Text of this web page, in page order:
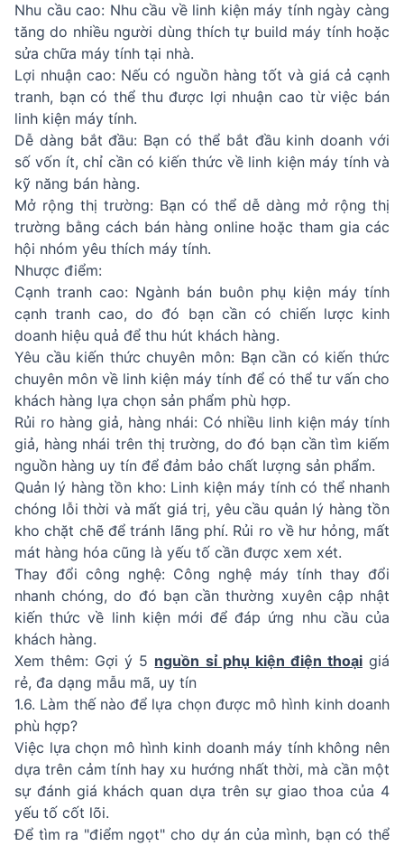
Nhu cầu cao: Nhu cầu về linh kiện máy tính ngày càng
tăng do nhiều người dùng thích tự build máy tính hoặc
sửa chữa máy tính tại nhà.
Lợi nhuận cao: Nếu có nguồn hàng tốt và giá cả cạnh
tranh, bạn có thể thu được lợi nhuận cao từ việc bán
linh kiện máy tính.
Dễ dàng bắt đầu: Bạn có thể bắt đầu kinh doanh với
số vốn ít, chỉ cần có kiến thức về linh kiện máy tính và
kỹ năng bán hàng.
Mở rộng thị trường: Bạn có thể dễ dàng mở rộng thị
trường bằng cách bán hàng online hoặc tham gia các
hội nhóm yêu thích máy tính.
Nhược điểm:
Cạnh tranh cao: Ngành bán buôn phụ kiện máy tính
cạnh tranh cao, do đó bạn cần có chiến lược kinh
doanh hiệu quả để thu hút khách hàng.
Yêu cầu kiến thức chuyên môn: Bạn cần có kiến thức
chuyên môn về linh kiện máy tính để có thể tư vấn cho
khách hàng lựa chọn sản phẩm phù hợp.
Rủi ro hàng giả, hàng nhái: Có nhiều linh kiện máy tính
giả, hàng nhái trên thị trường, do đó bạn cần tìm kiếm
nguồn hàng uy tín để đảm bảo chất lượng sản phẩm.
Quản lý hàng tồn kho: Linh kiện máy tính có thể nhanh
chóng lỗi thời và mất giá trị, yêu cầu quản lý hàng tồn
kho chặt chẽ để tránh lãng phí. Rủi ro về hư hỏng, mất
mát hàng hóa cũng là yếu tố cần được xem xét.
Thay đổi công nghệ: Công nghệ máy tính thay đổi
nhanh chóng, do đó bạn cần thường xuyên cập nhật
kiến thức về linh kiện mới để đáp ứng nhu cầu của
khách hàng.
Xem thêm: Gợi ý 5 nguồn sỉ phụ kiện điện thoạigiá
rẻ, đa dạng mẫu mã, uy tín
1.6. Làm thế nào để lựa chọn được mô hình kinh doanh
phù hợp?
Việc lựa chọn mô hình kinh doanh máy tính không nên
dựa trên cảm tính hay xu hướng nhất thời, mà cần một
sự đánh giá khách quan dựa trên sự giao thoa của 4
yếu tố cốt lõi.
Để tìm ra "điểm ngọt" cho dự án của mình, bạn có thể